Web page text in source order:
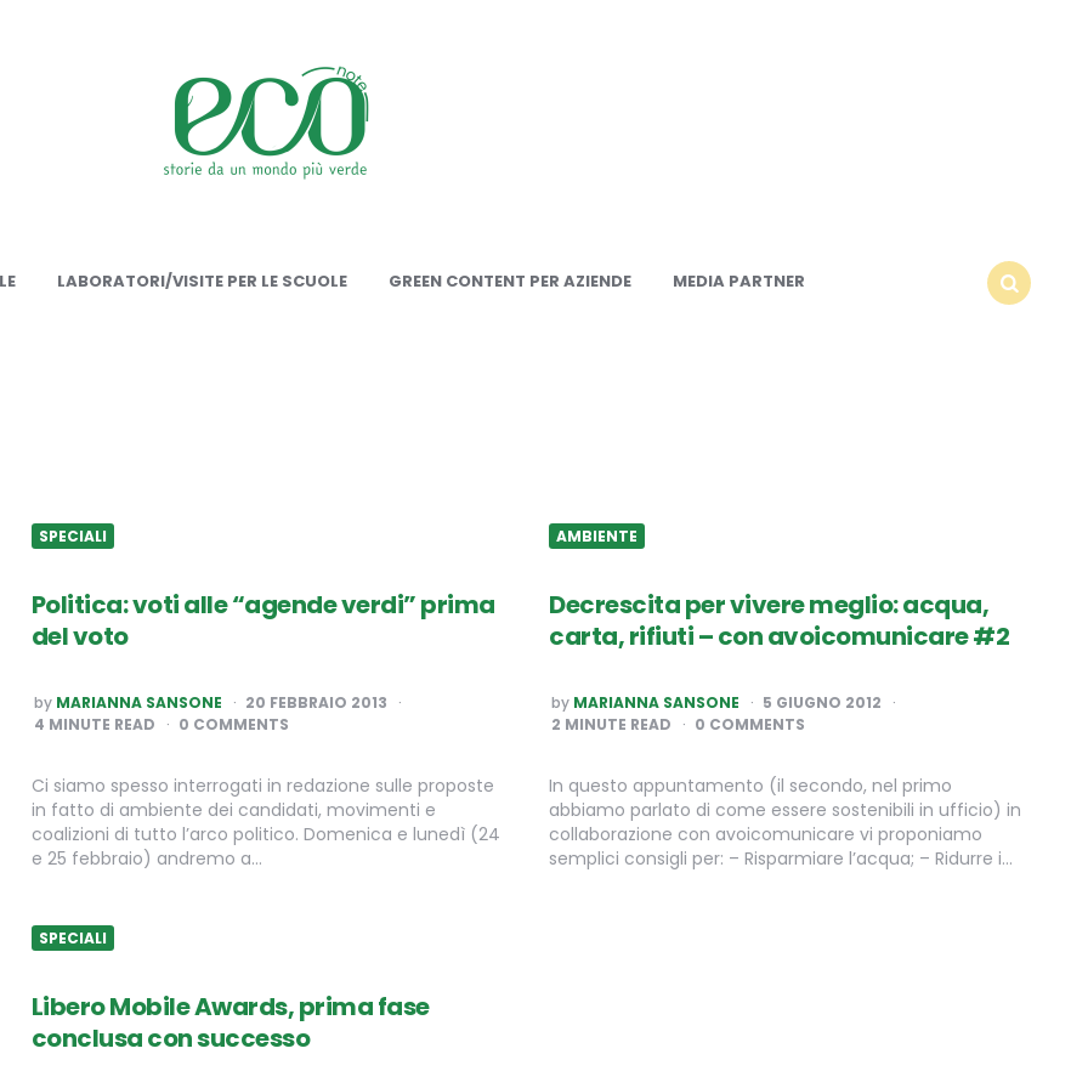
LABORATORI/VISITE PER LE SCUOLE GREEN CONTENT PER AZIENDE
MEDIA PARTNER
SPECIALI
Politica: voti alle “agende verdi” prima
del voto
POSTED
BY
by MARIANNA SANSONE
20 FEBBRAIO 2013
4 MINUTE READ 0 COMMENTS
Ci siamo spesso interrogati in redazione sulle proposte
in fatto di ambiente dei candidati, movimenti e
coalizioni di tutto l’arco politico. Domenica e lunedì (24
e 25 febbraio) andremo a…
AMBIENTE
Decrescita per vivere meglio: acqua,
carta, rifiuti – con avoicomunicare #2
POSTED
BY
by MARIANNA SANSONE
5 GIUGNO 2012
2 MINUTE READ 0 COMMENTS
In questo appuntamento (il secondo, nel primo
abbiamo parlato di come essere sostenibili in ufficio) in
collaborazione con avoicomunicare vi proponiamo
semplici consigli per: – Risparmiare l’acqua; – Ridurre i…
SPECIALI
Libero Mobile Awards, prima fase
conclusa con successo